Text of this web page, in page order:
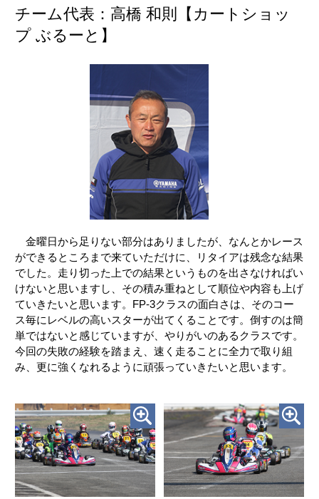
チーム代表：高橋 和則【カートショッ
プ ぶるーと】
金曜日から足りない部分はありましたが、なんとかレース
ができるところまで来ていただけに、リタイアは残念な結果
でした。走り切った上での結果というものを出さなければい
けないと思いますし、その積み重ねとして順位や内容も上げ
ていきたいと思います。FP-3クラスの面白さは、そのコー
ス毎にレベルの高いスターが出てくることです。倒すのは簡
単ではないと感じていますが、やりがいのあるクラスです。
今回の失敗の経験を踏まえ、速く走ることに全力で取り組
み、更に強くなれるように頑張っていきたいと思います。